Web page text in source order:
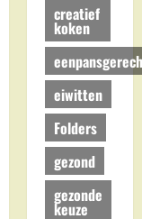
creatief
koken
eiwitten
Folders
gezond
gezonde
keuze